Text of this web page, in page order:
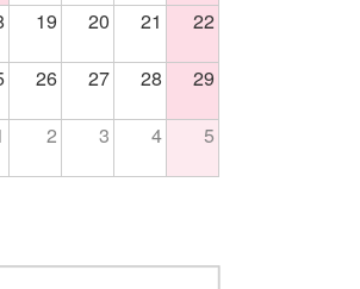
19 20 21 22
26 27 28 29
2 3 4 5